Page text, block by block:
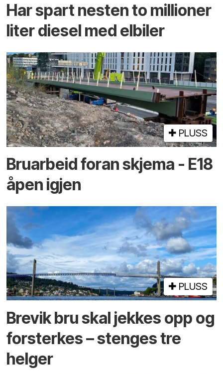
Har spart nesten to millioner
liter diesel med elbiler
PLUSS
Bruarbeid foran skjema - E18
åpen igjen
PLUSS
Brevik bru skal jekkes opp og
forsterkes – stenges tre
helger